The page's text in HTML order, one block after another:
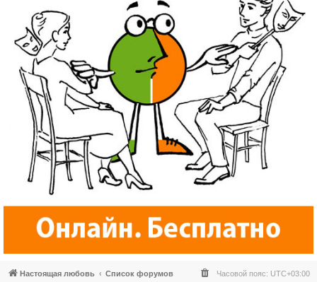
Настоящая любовь Список форумов Часовой пояс: UTC+03:00